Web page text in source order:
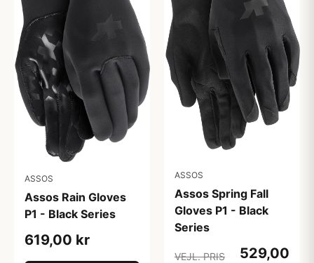
ASSOS
Assos Rain Gloves
P1 - Black Series
619,00 kr
ASSOS
Assos Spring Fall
Gloves P1 - Black
Series
VEJL. PRIS
529,00